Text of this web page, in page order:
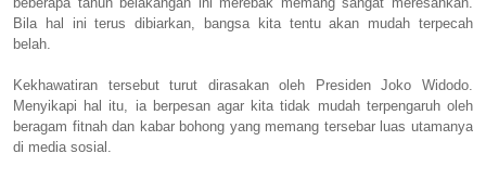
Bila hal ini terus dibiarkan, bangsa kita tentu akan mudah terpecah
belah.
Kekhawatiran tersebut turut dirasakan oleh Presiden Joko Widodo.
Menyikapi hal itu, ia berpesan agar kita tidak mudah terpengaruh oleh
beragam fitnah dan kabar bohong yang memang tersebar luas utamanya
di media sosial.